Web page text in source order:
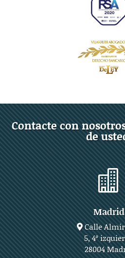
Contacte con
de

Madrid
Calle
5, 4º
28004